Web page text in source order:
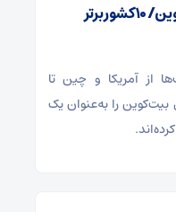
رقابت پنهان دولت‌ها بر سر بیت‌کوین/ ۱۰ کشور برتر
از آمریکا و چین تا
بیت‌کوین را به‌عنوان یک